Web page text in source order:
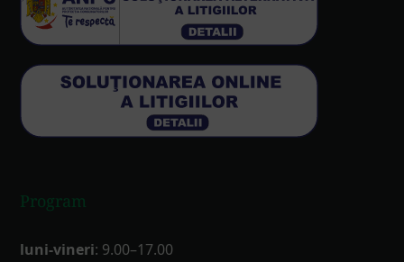
Program
luni-vineri: 9.00–17.00